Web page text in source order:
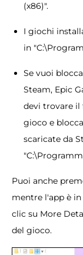
(x86)".
I giochi
in
Se vuoi
Steam, Epic
devi trovare il
gioco e
scaricate da
Puoi anche
mentre l'app è in
clic su More
del gioco.